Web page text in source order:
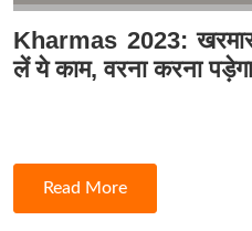
Kharmas 2023:
लें ये काम, वरना करना
Read More